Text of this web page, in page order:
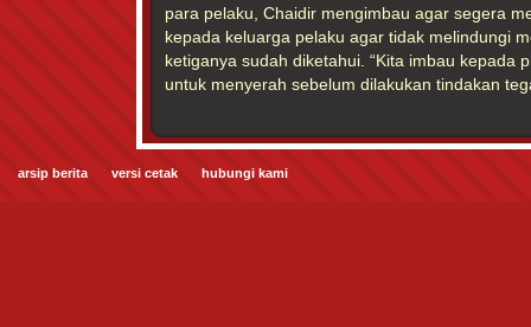
para pelaku, Chaidir mengimbau agar segera
kepada keluarga pelaku agar tidak melindungi
ketiganya sudah diketahui. “Kita imbau kepada
untuk menyerah sebelum dilakukan tindakan
arsip berita versi cetak hubungi kami